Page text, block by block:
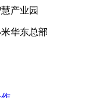
产业园
华东总部